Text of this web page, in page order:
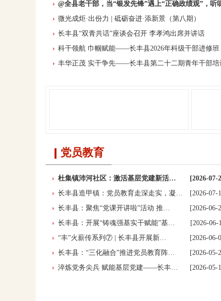
@全县老干部，当“银发先锋”遇上“正确政绩观”，
微光成炬·出份力 | 砥砺奋进·添新景（第八期）
长丰县“双青共话”座谈会召开 李孝鸿出席并讲话
科干领航 巾帼赋能——长丰县2026年科级干部进修班
丰华正茂 实干争先——长丰县第二十二期青年干部培
党员教育
杜集镇沛河社区：激活基层党建新活…
[2026-07-
长丰县造甲镇：党员教育走深走实，凝…
[2026-07-
长丰县：聚焦“党课开讲啦”活动 推…
[2026-06-
长丰县：开展“铸魂强基实干赋能”基…
[2026-06-
“丰”火薪传系列⑦ | 长丰县开展新…
[2026-06-
长丰县：“三化融合”推进党员教育阵…
[2026-05-
淬炼党务尖兵 赋能基层党建——长丰…
[2026-05-